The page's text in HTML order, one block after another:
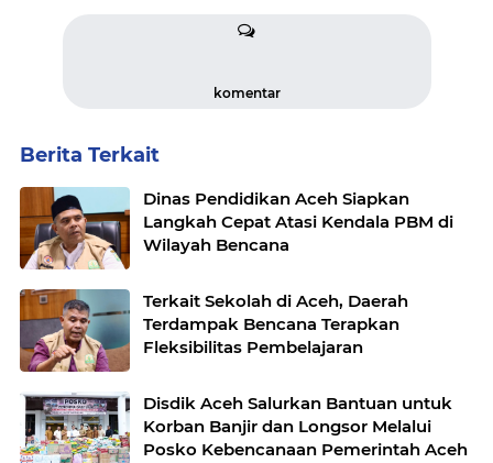
komentar
Berita Terkait
Dinas Pendidikan Aceh Siapkan
Langkah Cepat Atasi Kendala PBM di
Wilayah Bencana
Terkait Sekolah di Aceh, Daerah
Terdampak Bencana Terapkan
Fleksibilitas Pembelajaran
Disdik Aceh Salurkan Bantuan untuk
Korban Banjir dan Longsor Melalui
Posko Kebencanaan Pemerintah Aceh